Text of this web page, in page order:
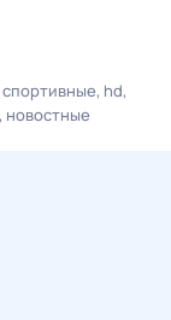
спортивные hd
новостные